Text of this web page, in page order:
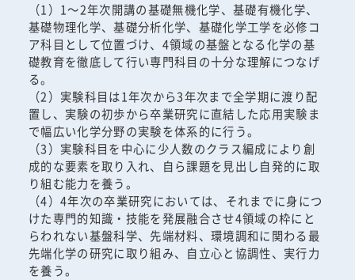
（1）1～2年次開講の基礎無機化学、基礎有機化学、
基礎物理化学、基礎分析化学、基礎化学工学を必修コ
ア科目として位置づけ、4領域の基盤となる化学の基
礎教育を徹底して行い専門科目の十分な理解につなげ
る。
（2）実験科目は1年次から3年次まで全学期に渡り配
置し、実験の初歩から卒業研究に直結した応用実験ま
で幅広い化学分野の実験を体系的に行う。
（3）実験科目を中心に少人数のクラス編成により創
成的な要素を取り入れ、自ら課題を見出し自発的に取
り組む能力を養う。
（4）4年次の卒業研究においては、それまでに身につ
けた専門的知識・技能を発展融合させ4領域の枠にと
らわれない基盤科学、先端材料、環境調和に関わる最
先端化学の研究に取り組み、自立心と協調性、実行力
を養う。